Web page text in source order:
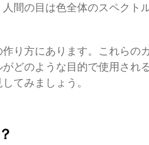
間の目は色全体のスペクト
り方にあります。これらの
どのような目的で使用され
てみましょう。